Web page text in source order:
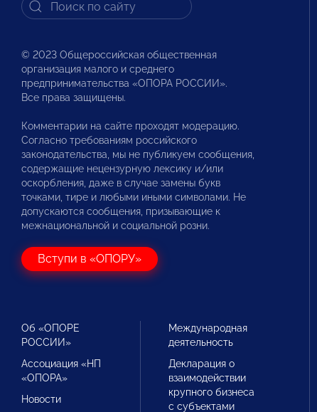
© 2023 Общероссийская общественная
организация малого и среднего
предпринимательства «ОПОРА РОССИИ».
Все права защищены.
Комментарии на сайте проходят модерацию.
Согласно требованиям российского
законодательства, мы не публикуем сообщения,
содержащие нецензурную лексику и/или
оскорбления, даже в случае замены букв
точками, тире и любыми иными символами. Не
допускаются сообщения, призывающие к
межнациональной и социальной розни.
Вступи в «ОПОРУ»
Об «ОПОРЕ
РОССИИ»
Ассоциация «НП
«ОПОРА»
Новости
Международная
деятельность
Декларация о
взаимодействии
крупного бизнеса
с субъектами